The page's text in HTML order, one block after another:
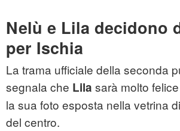
Nelù e Lila decidono
per Ischia
La trama ufficiale della seconda
segnala che Lila sarà molto
la sua foto esposta nella vetrina
del centro.